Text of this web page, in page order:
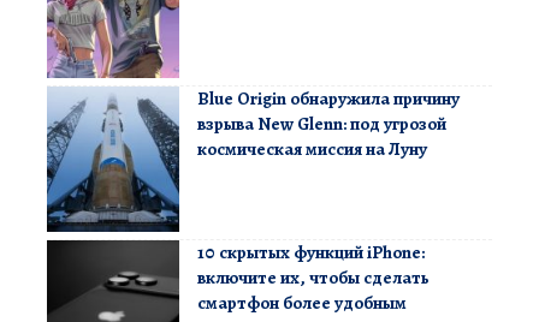
Blue Origin обнаружила причину
взрыва New Glenn: под угрозой
космическая миссия на Луну
10 скрытых функций iPhone:
включите их, чтобы сделать
смартфон более удобным